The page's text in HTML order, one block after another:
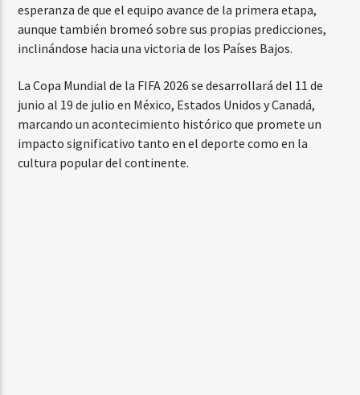
esperanza de que el equipo avance de la primera etapa,
aunque también bromeó sobre sus propias predicciones,
inclinándose hacia una victoria de los Países Bajos.
La Copa Mundial de la FIFA 2026 se desarrollará del 11 de
junio al 19 de julio en México, Estados Unidos y Canadá,
marcando un acontecimiento histórico que promete un
impacto significativo tanto en el deporte como en la
cultura popular del continente.